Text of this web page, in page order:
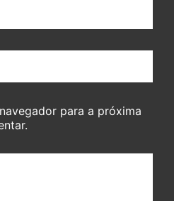
para a próxima